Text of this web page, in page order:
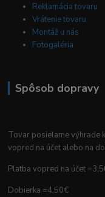
Reklamácia tovaru
Vrátenie tovaru
Montáž u nás
Fotogaléria
Spôsob dopravy
Tovar posielame výhrade
vopred na účet alebo na
Platba vopred na účet
Dobierka =4,50€